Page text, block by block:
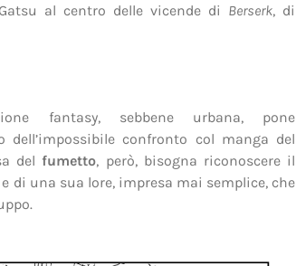
al centro delle vicende di Berserk, di
fantasy, sebbene urbana, pone
confronto col manga del
del fumetto, però, bisogna riconoscere il
una sua lore, impresa mai semplice, che